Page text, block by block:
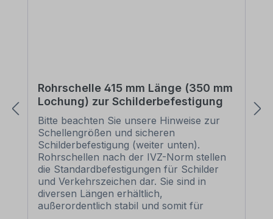
Rohrschelle 415 mm Länge (350 mm
Lochung) zur Schilderbefestigung
Bitte beachten Sie unsere Hinweise zur
Schellengrößen und sicheren
Schilderbefestigung (weiter unten).
Rohrschellen nach der IVZ-Norm stellen
die Standardbefestigungen für Schilder
und Verkehrszeichen dar. Sie sind in
diversen Längen erhältlich,
außerordentlich stabil und somit für